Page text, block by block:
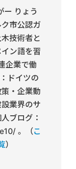
ー りょう
市公認ガ
技術者と
ン語を習
企業で働
ドイツの
・企業動
業界のサ
ブログ：
。（こ
）